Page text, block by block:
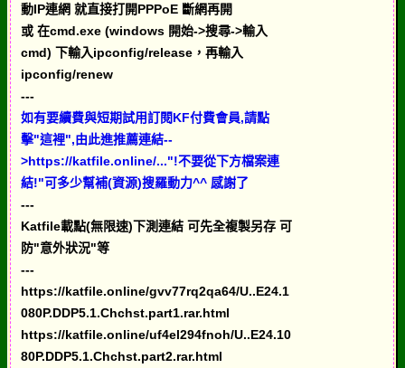
動IP連網 就直接打開PPPoE 斷網再開
或 在cmd.exe (windows 開始->搜尋->輸入
cmd) 下輸入ipconfig/release，再輸入
ipconfig/renew
---
如有要續費與短期試用訂閱KF付費會員,請點
擊"這裡",由此進推薦連結--
>https://katfile.online/..."!不要從下方檔案連
結!"可多少幫補(資源)搜羅動力^^ 感謝了
---
Katfile載點(無限速)下測連結 可先全複製另存 可
防"意外狀況"等
---
https://katfile.online/gvv77rq2qa64/U..E24.1
080P.DDP5.1.Chchst.part1.rar.html
https://katfile.online/uf4el294fnoh/U..E24.10
80P.DDP5.1.Chchst.part2.rar.html